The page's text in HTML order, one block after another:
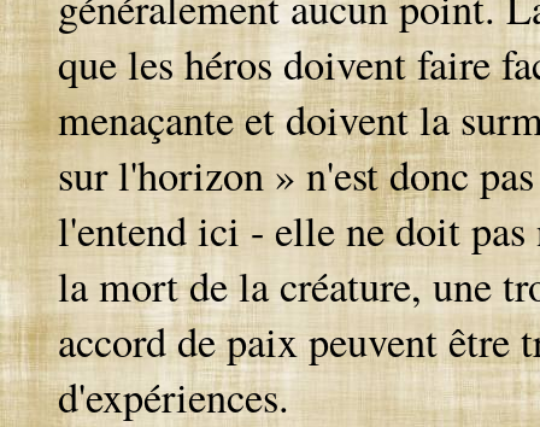
que les héros doivent faire
menaçante et doivent la
sur l'horizon » n'est donc
l'entend ici - elle ne doit
la mort de la créature, une
accord de paix peuvent être
d'expériences.